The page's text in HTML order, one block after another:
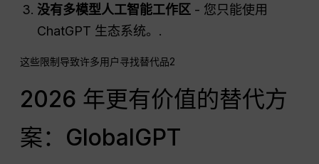
没有多模型人工智能工作区 - 您只能使用
ChatGPT 生态系统。.
这些限制导致许多用户寻找替代品2
2026 年更有价值的替代方
案：GlobalGPT